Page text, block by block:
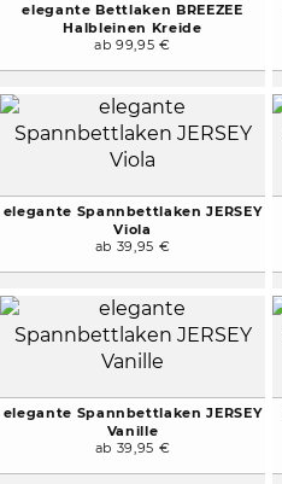
elegante Bettlaken BREEZEE
Halbleinen Kreide
ab 99,95 €
elegante Spannbettlaken JERSEY
Viola
ab 39,95 €
elegante Spannbettlaken JERSEY
Vanille
ab 39,95 €